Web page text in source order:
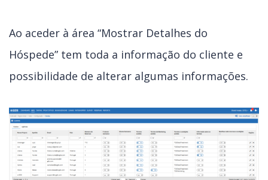
Ao aceder à área “Mostrar Detalhes do
Hóspede” tem toda a informação do cliente e
possibilidade de alterar algumas informações.